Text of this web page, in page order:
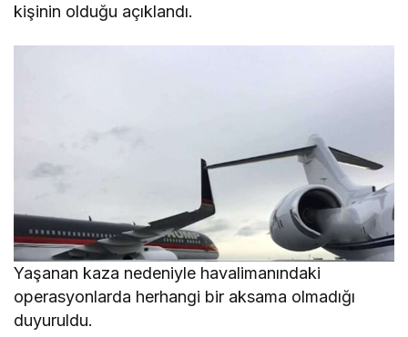
kişinin olduğu açıklandı.
Yaşanan kaza nedeniyle havalimanındaki
operasyonlarda herhangi bir aksama olmadığı
duyuruldu.